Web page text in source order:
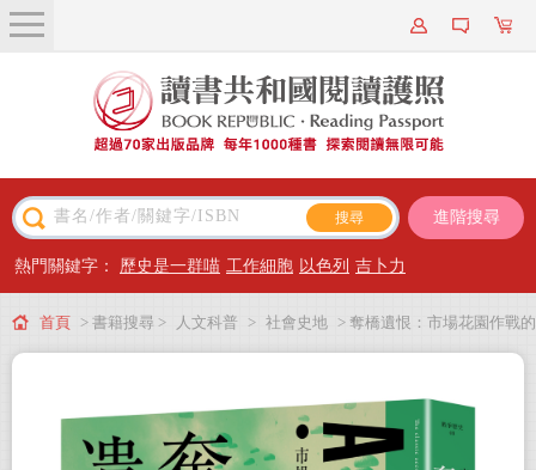
關於我們
近期新書
主題閱讀
出版專區
會員專屬
會員儲值方案
進階搜尋
熱門關鍵字： 歷史是一群喵 工作細胞 以色列 吉卜力
首頁 > 書籍搜尋 > 人文科普 > 社會史地 > 奪橋遺恨：市場花園作戰的